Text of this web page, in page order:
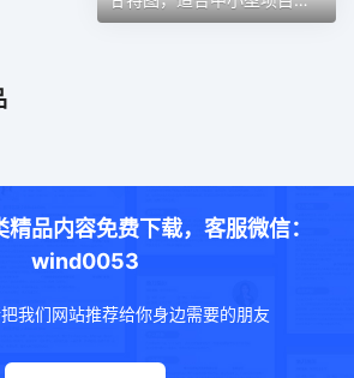
品内容免费下载，客服微信：
wind0053
我们网站推荐给你身边需要的朋友